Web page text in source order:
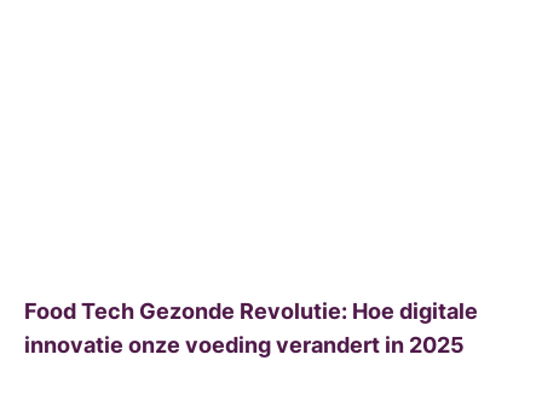
Food Tech Gezonde Revolutie: Hoe digitale
innovatie onze voeding verandert in 2025